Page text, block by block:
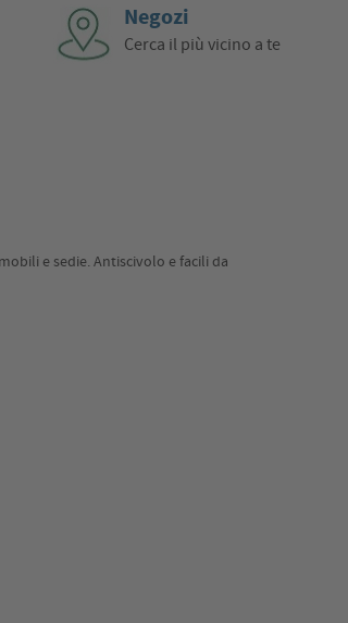
Negozi
Cerca il più vicino a te
e sedie. Antiscivolo e facili da